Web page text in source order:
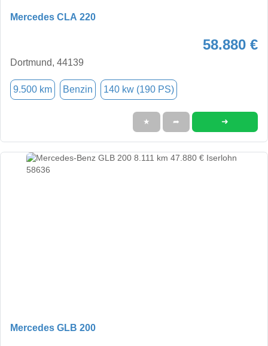
Mercedes CLA 220
58.880 €
Dortmund, 44139
9.500 km Benzin 140 kw (190 PS)
★ ➦ ➜
Mercedes GLB 200